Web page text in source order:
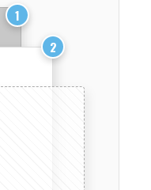
1
2